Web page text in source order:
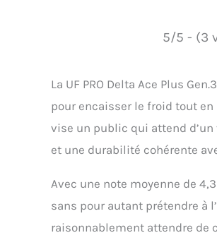
5/5 - (3
La UF PRO Delta Ace Plus
pour encaisser le froid tout
vise un public qui attend
et une durabilité cohérente
Avec une note moyenne de
sans pour autant prétendre à
raisonnablement attendre de